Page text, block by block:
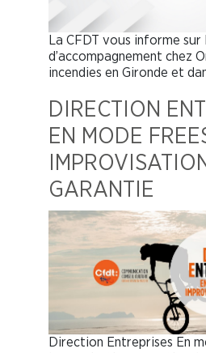
La CFDT vous informe sur
d’accompagnement chez
incendies en Gironde et
DIRECTION
EN MODE
GARANTIE
Direction Entreprises En